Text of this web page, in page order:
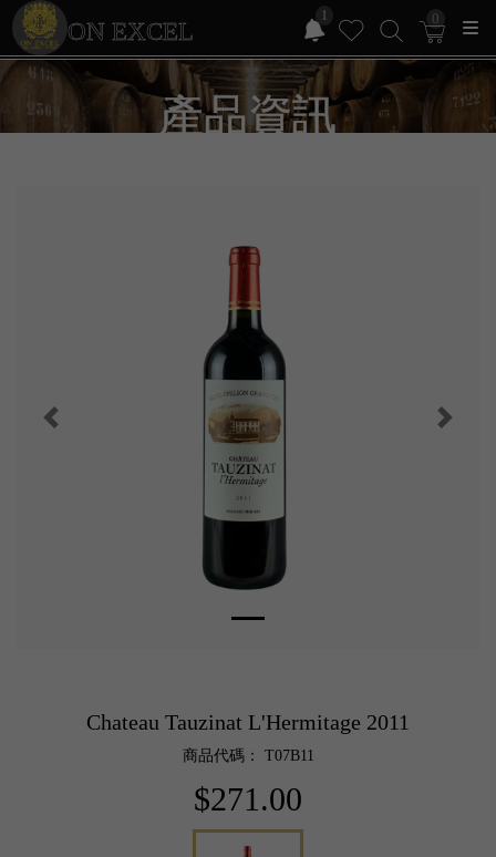
ON EXCEL
1 0
產品資訊
Chateau Tauzinat L'Hermitage 2011
商品代碼： T07B11
$271.00